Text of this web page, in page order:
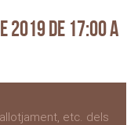
2019 de 17:00 a
etc. dels